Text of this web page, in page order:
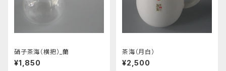
硝子茶海（横把）_蘭
¥1,850
茶海（月白）
¥2,500